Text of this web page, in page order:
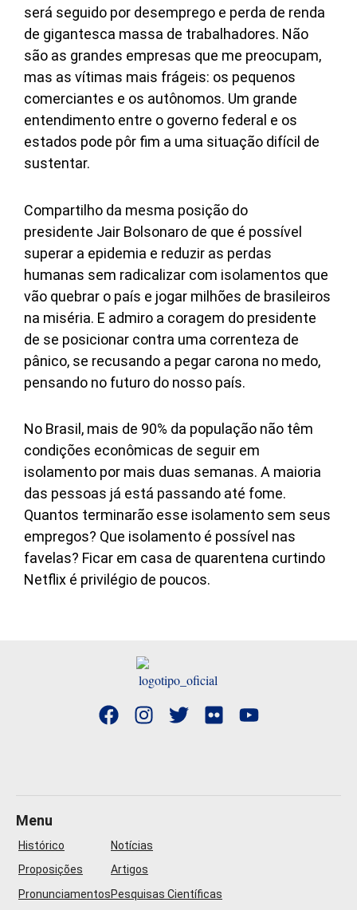
será seguido por desemprego e perda de renda
de gigantesca massa de trabalhadores. Não
são as grandes empresas que me preocupam,
mas as vítimas mais frágeis: os pequenos
comerciantes e os autônomos. Um grande
entendimento entre o governo federal e os
estados pode pôr fim a uma situação difícil de
sustentar.
Compartilho da mesma posição do
presidente Jair Bolsonaro de que é possível
superar a epidemia e reduzir as perdas
humanas sem radicalizar com isolamentos que
vão quebrar o país e jogar milhões de brasileiros
na miséria. E admiro a coragem do presidente
de se posicionar contra uma correnteza de
pânico, se recusando a pegar carona no medo,
pensando no futuro do nosso país.
No Brasil, mais de 90% da população não têm
condições econômicas de seguir em
isolamento por mais duas semanas. A maioria
das pessoas já está passando até fome.
Quantos terminarão esse isolamento sem seus
empregos? Que isolamento é possível nas
favelas? Ficar em casa de quarentena curtindo
Netflix é privilégio de poucos.
Menu
Histórico
Proposições
Pronunciamentos
Notícias
Artigos
Pesquisas Científicas